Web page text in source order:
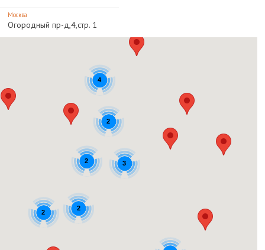
Москва
Огородный пр-д,4,стр. 1
Авиаконструктора Микояна
Москва и область
ул. Вавилова, д. 66, стр. 1.
Сигнальный пр-д,17,ТЦ
Парк Хаус Сигнальный (Молл
Гэллери)
3
2
2
2
4
2